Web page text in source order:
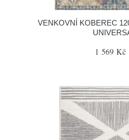
VENKOVNÍ KOBEREC
1 569 Kč